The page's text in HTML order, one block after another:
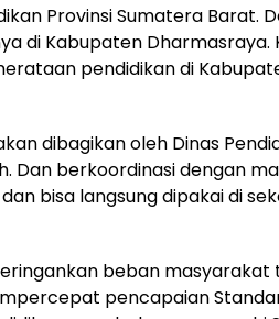
Provinsi Sumatera Barat.
di Kabupaten Dharmasraya.
pendidikan di
dibagikan oleh Dinas
Dan berkoordinasi dengan
bisa langsung dipakai di
beban
pencapaian